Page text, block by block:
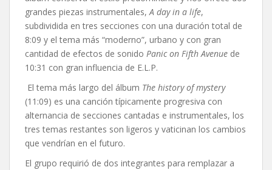
grandes piezas instrumentales, A day in a life,
subdividida en tres secciones con una duración total de
8:09 y el tema más “moderno”, urbano y con gran
cantidad de efectos de sonido Panic on Fifth Avenue de
10:31 con gran influencia de E.L.P.
El tema más largo del álbum The history of mystery
(11:09) es una canción típicamente progresiva con
alternancia de secciones cantadas e instrumentales, los
tres temas restantes son ligeros y vaticinan los cambios
que vendrían en el futuro.
El grupo requirió de dos integrantes para remplazar a